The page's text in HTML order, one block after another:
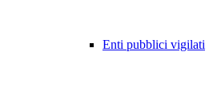
Enti pubblici vigilati